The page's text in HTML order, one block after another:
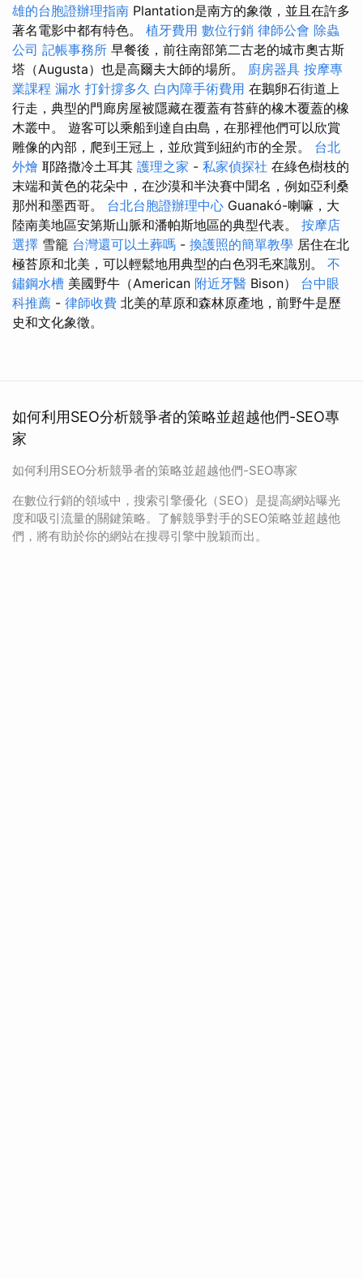
雄的台胞證辦理指南 Plantation是南方的象徵，並且在許多
著名電影中都有特色。 植牙費用 數位行銷 律師公會 除蟲
公司 記帳事務所 早餐後，前往南部第二古老的城市奧古斯
塔（Augusta）也是高爾夫大師的場所。 廚房器具 按摩專
業課程 漏水 打針撐多久 白內障手術費用 在鵝卵石街道上
行走，典型的門廊房屋被隱藏在覆蓋有苔蘚的橡木覆蓋的橡
木叢中。 遊客可以乘船到達自由島，在那裡他們可以欣賞
雕像的內部，爬到王冠上，並欣賞到紐約市的全景。 台北
外燴 耶路撒冷土耳其 護理之家 - 私家偵探社 在綠色樹枝的
末端和黃色的花朵中，在沙漠和半決賽中聞名，例如亞利桑
那州和墨西哥。 台北台胞證辦理中心 Guanakó-喇嘛，大
陸南美地區安第斯山脈和潘帕斯地區的典型代表。 按摩店
選擇 雪籠 台灣還可以土葬嗎 - 換護照的簡單教學 居住在北
極苔原和北美，可以輕鬆地用典型的白色羽毛來識別。 不
鏽鋼水槽 美國野牛（American 附近牙醫 Bison） 台中眼
科推薦 - 律師收費 北美的草原和森林原產地，前野牛是歷
史和文化象徵。
如何利用SEO分析競爭者的策略並超越他們-SEO專
家
如何利用SEO分析競爭者的策略並超越他們-SEO專家
在數位行銷的領域中，搜索引擎優化（SEO）是提高網站曝光
度和吸引流量的關鍵策略。了解競爭對手的SEO策略並超越他
們，將有助於你的網站在搜尋引擎中脫穎而出。